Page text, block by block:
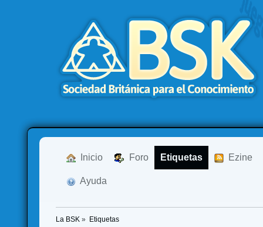
Inicio Foro Etiquetas Ezine
Ayuda
La BSK » Etiquetas